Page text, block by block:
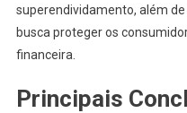
superendividamento, além
busca proteger os
financeira.
Principais